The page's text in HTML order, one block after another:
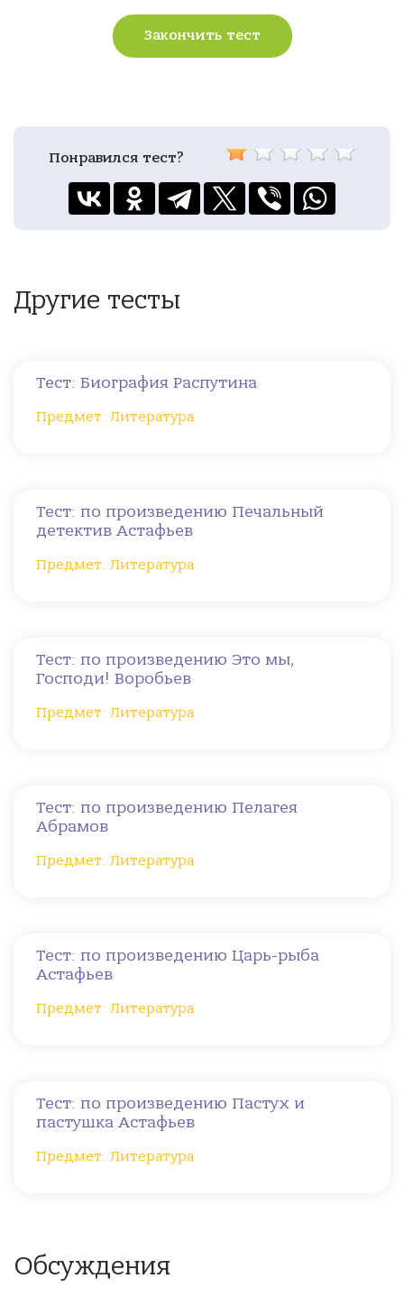
Закончить тест
Понравился тест?
Другие тесты
Тест: Биография Распутина
Предмет: Литература
Тест: по произведению Печальный
детектив Астафьев
Предмет: Литература
Тест: по произведению Это мы,
Господи! Воробьев
Предмет: Литература
Тест: по произведению Пелагея
Абрамов
Предмет: Литература
Тест: по произведению Царь-рыба
Астафьев
Предмет: Литература
Тест: по произведению Пастух и
пастушка Астафьев
Предмет: Литература
Обсуждения